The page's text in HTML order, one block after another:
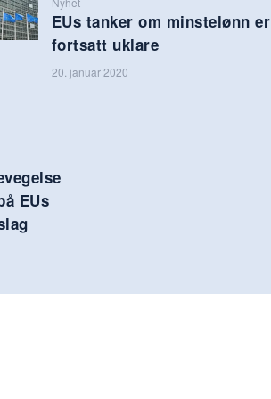
EUs tanker om minstelønn er
fortsatt uklare
20. januar 2020
EUs